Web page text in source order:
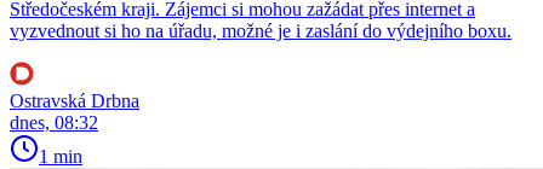
Středočeském kraji. Zájemci si mohou zažádat přes internet a
vyzvednout si ho na úřadu, možné je i zaslání do výdejního boxu.
Ostravská Drbna
dnes, 08:32
1 min